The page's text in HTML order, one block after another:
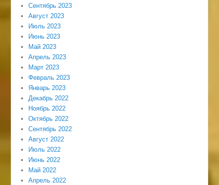
Сентябрь 2023
Август 2023
Июль 2023
Июнь 2023
Май 2023
Апрель 2023
Март 2023
Февраль 2023
Январь 2023
Декабрь 2022
Ноябрь 2022
Октябрь 2022
Сентябрь 2022
Август 2022
Июль 2022
Июнь 2022
Май 2022
Апрель 2022